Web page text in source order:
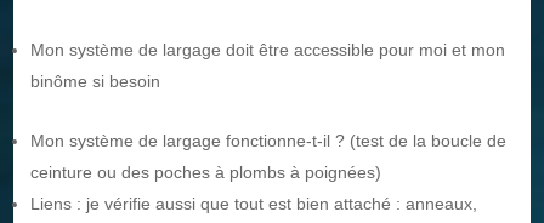
Mon système de largage doit être accessible pour moi et mon
binôme si besoin
Mon système de largage fonctionne-t-il ? (test de la boucle de
ceinture ou des poches à plombs à poignées)
Liens : je vérifie aussi que tout est bien attaché : anneaux,